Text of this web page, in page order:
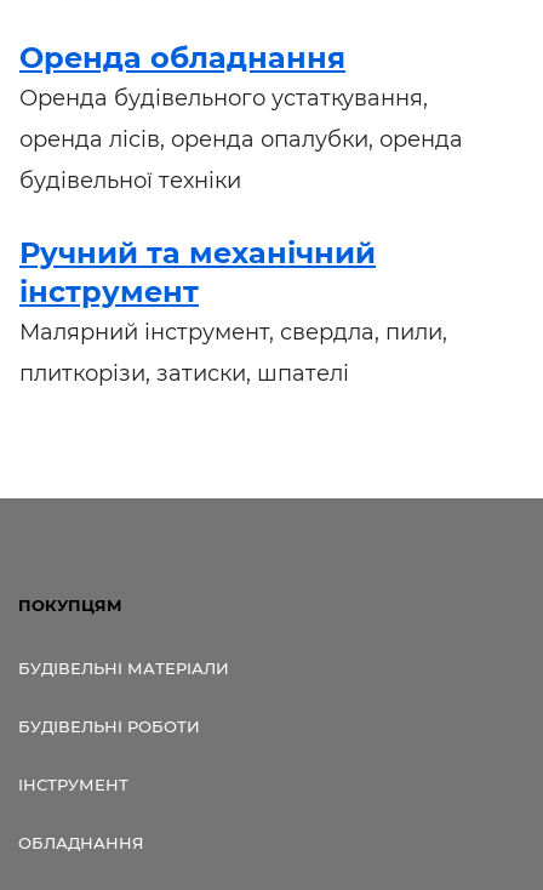
Оренда обладнання
Оренда будівельного устаткування,
оренда лісів, оренда опалубки, оренда
будівельної техніки
Ручний та механічний
інструмент
Малярний інструмент, свердла, пили,
плиткорізи, затиски, шпателі
ПОКУПЦЯМ
БУДІВЕЛЬНІ МАТЕРІАЛИ
БУДІВЕЛЬНІ РОБОТИ
ІНСТРУМЕНТ
ОБЛАДНАННЯ